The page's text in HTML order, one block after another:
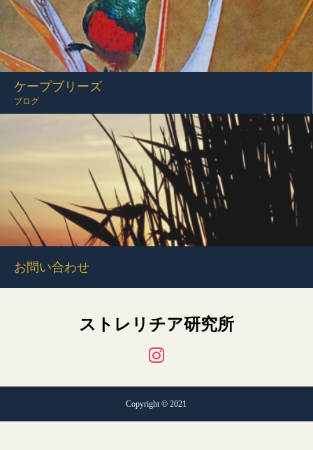
ケープブリーズ
ブログ
お問い合わせ
ストレリチア研究所
Copyright © 2021